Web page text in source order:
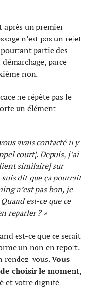
après un premier
n’est pas un rejet
partie des
parce
non.
ne répète pas le
un élément
avais contacté il y
court]. Depuis, j’ai
similaire] sur
dit que ça pourrait
n’est pas bon, je
est-ce que ce
reparler ? »
est-ce que ce serait
un non en report.
rendez-vous.Vous
choisir le moment,
et votre dignité